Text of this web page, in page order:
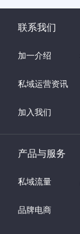
联系我们
加一介绍
私域运营资讯
加入我们
产品与服务
私域流量
品牌电商